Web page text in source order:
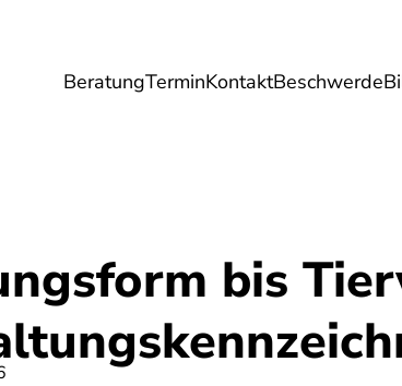
BeratungTerminKontaktBeschwerde
Umwelt Gesundheit Energie
bis